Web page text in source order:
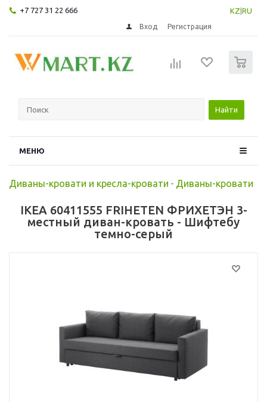
+7 727 31 22 666 KZ RU
Вход Регистрация
Найти
МЕНЮ
Диваны-кровати и кресла-кровати - Диваны-кровати
IKEA 60411555 FRIHETEN ФРИХЕТЭН 3-
местный диван-кровать - Шифтебу
темно-серый